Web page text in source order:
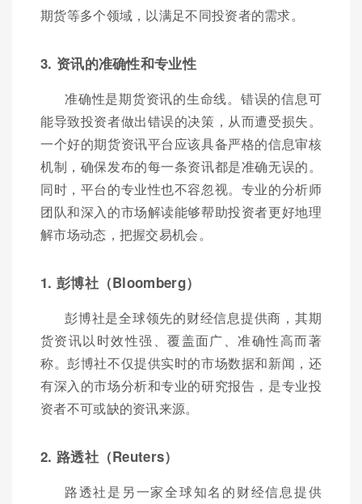
期货等多个领域，以满足不同投资者的需求。
3. 资讯的准确性和专业性
准确性是期货资讯的生命线。错误的信息可
能导致投资者做出错误的决策，从而遭受损失。
一个好的期货资讯平台应该具备严格的信息审核
机制，确保发布的每一条资讯都是准确无误的。
同时，平台的专业性也不容忽视。专业的分析师
团队和深入的市场解读能够帮助投资者更好地理
解市场动态，把握交易机会。
1. 彭博社（Bloomberg）
彭博社是全球领先的财经信息提供商，其期
货资讯以时效性强、覆盖面广、准确性高而著
称。彭博社不仅提供实时的市场数据和新闻，还
有深入的市场分析和专业的研究报告，是专业投
资者不可或缺的资讯来源。
2. 路透社（Reuters）
路透社是另一家全球知名的财经信息提供